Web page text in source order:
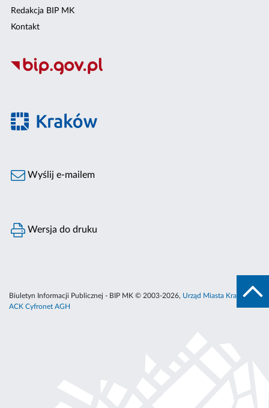
Redakcja BIP MK
Kontakt
Wyślij e-mailem
Wersja do druku
Biuletyn Informacji Publicznej - BIP MK © 2003-2026, Urząd Miasta Krakowa
ACK Cyfronet AGH